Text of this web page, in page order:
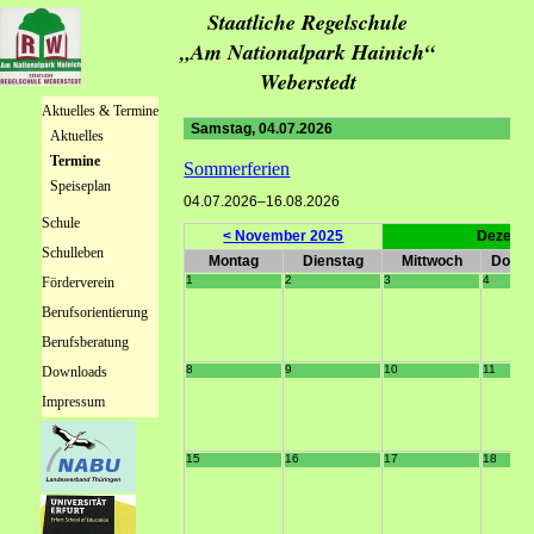
Staatliche Regelschule
„Am Nationalpark Hainich“
Weberstedt
Samstag,04.07.2026
Sommerferien
04.07.2026–16.08.2026
< November 2025
Montag
Dienstag Mittwoch
1 2 3 4
8 9 10 11
15 16 17 18
Navigation
Aktuelles & Termine
Aktuelles
Termine
Speiseplan
Schule
Schulleben
Förderverein
Berufsorientierung
Berufsberatung
Downloads
Impressum